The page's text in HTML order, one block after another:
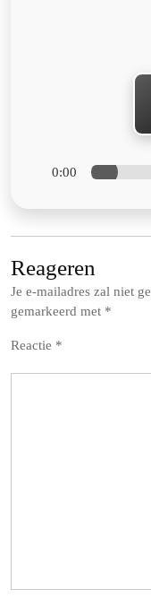
0:00
Reageren
Je e-mailadres zal niet
gemarkeerd met *
Reactie *